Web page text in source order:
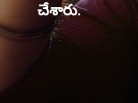
చేశారు.